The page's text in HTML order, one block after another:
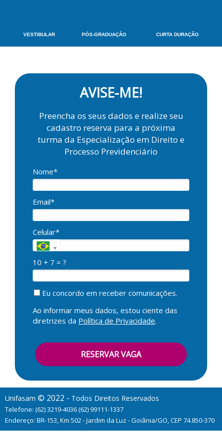
VESTIBULAR PÓS-GRADUAÇÃO CURTA DURAÇÃO
AVISE-ME!
Preencha os seus dados e realize seu
cadastro reserva para a próxima
turma da Especialização em Direito e
Processo Previdenciário
Nome*
Email*
Celular*
10 + 7 = ?
Eu concordo em receber comunicações.
Ao informar meus dados, estou ciente das
diretrizes da Política de Privacidade.
RESERVAR VAGA
Unifasam © 2022 - Todos Direitos Reservados
Telefone: (62) 3219-4036 (62) 99111-1337
Endereço: BR-153, Km 502 - Jardim da Luz - Goiânia/GO, CEP 74.850-370